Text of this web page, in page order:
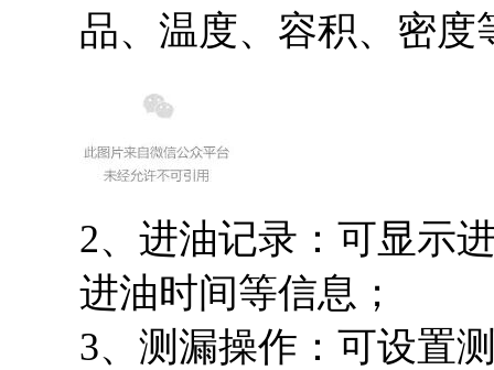
品、温度、容积、密度
2、进油记录：可显示
进油时间等信息；
3、测漏操作：可设置